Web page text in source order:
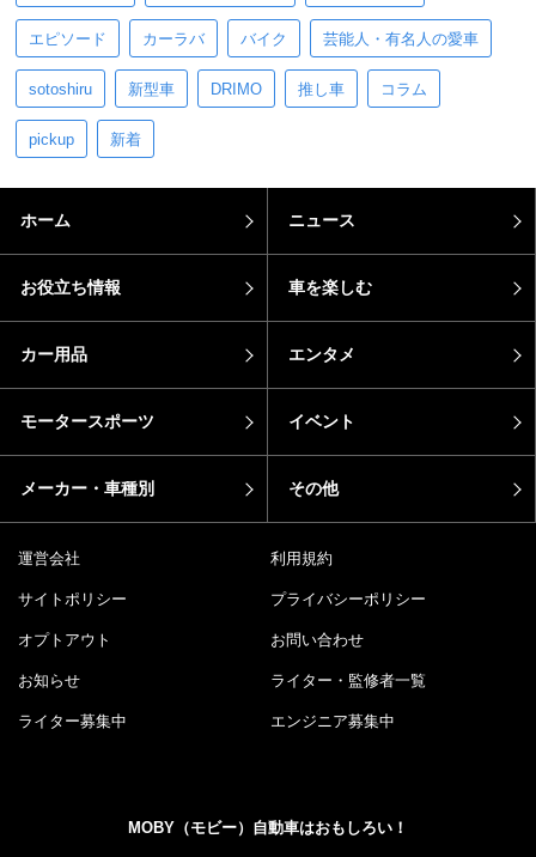
エピソード カーラバ バイク 芸能人・有名人の愛車
sotoshiru 新型車 DRIMO 推し車 コラム
pickup 新着
ホーム ニュース
お役立ち情報 車を楽しむ
カー用品 エンタメ
モータースポーツ イベント
メーカー・車種別 その他
運営会社 利用規約
サイトポリシー プライバシーポリシー
オプトアウト お問い合わせ
お知らせ ライター・監修者一覧
ライター募集中 エンジニア募集中
MOBY（モビー）自動車はおもしろい！